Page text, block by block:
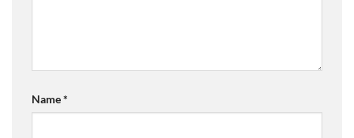
Name*